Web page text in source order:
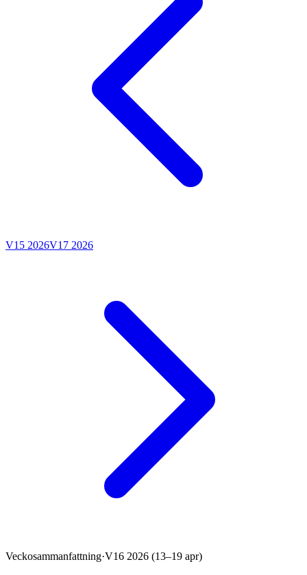
V15 2026V17 2026
Veckosammanfattning·V16 2026 (13–19 apr)